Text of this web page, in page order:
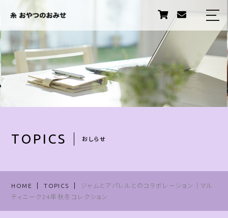
TOPICS おしらせ
HOME TOPICS
ジャムとアパレルとのコラボレーション｜マル
ティニーク24年秋冬コレクション
HOME
ABOUT US
PRODUCTS
STORY
卸販売について